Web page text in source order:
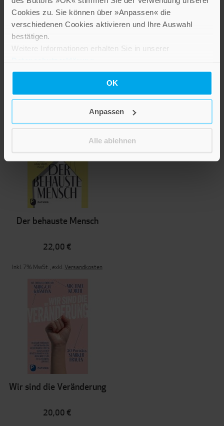
Cookies zu. Sie können über »Anpassen« die
verschiedenen Cookies aktivieren und Ihre Auswahl
bestätigen.
Weitere Informationen erhalten Sie in unserer
OK
Anpassen
Alle ablehnen
Wie digital wollen wir
Inkl. 7% MwSt.,exkl.Versandkosten
Der behauste Mensch
22,00 €
Inkl. 7% MwSt.,exkl.Versandkosten
Wir sind die Veränderung
20,00 €